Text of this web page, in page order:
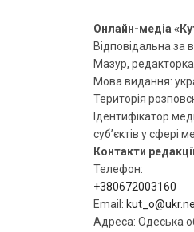
Онлайн-медіа
Відповідальна за
Мазур, редакторка
Мова видання:
Територія
Ідентифікатор
суб’єктів у сфері
Контакти
Телефон:
+380672003160
Email:
Адреса: Одеська